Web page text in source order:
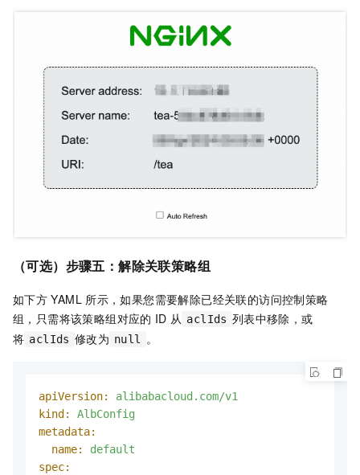
（可选）步骤五：解除关联策略组
如下方 YAML 所示，如果您需要解除已经关联的访问控制策略
组，只需将该策略组对应的 ID 从 aclIds 列表中移除，或
将 aclIds 修改为 null 。
apiVersion:
alibabacloud.com/v1
kind:
AlbConfig
metadata:
name:
default
spec: